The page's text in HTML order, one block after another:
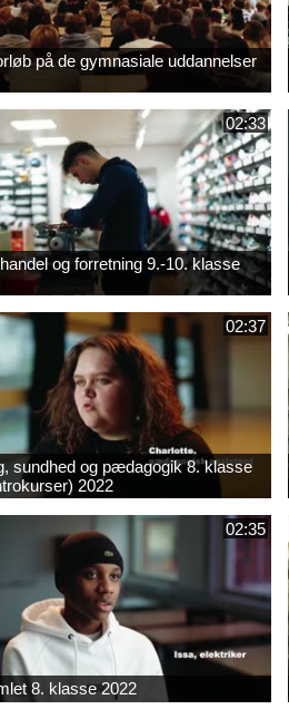
på de gymnasiale uddannelser
02:33
og forretning 9.-10. klasse
02:37
sundhed og pædagogik 8. klasse
2022
02:35
8. klasse 2022